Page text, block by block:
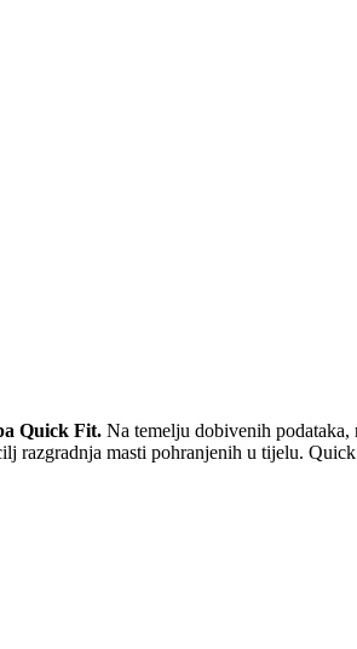
Quick Fit. Na temelju dobivenih podataka,
razgradnja masti pohranjenih u tijelu.